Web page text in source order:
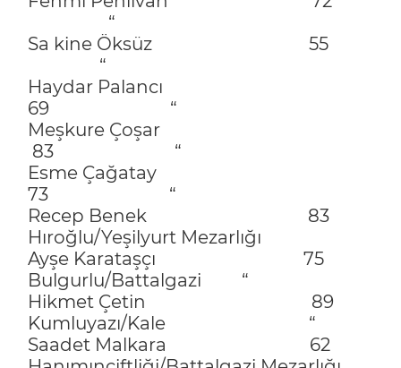
“
Sa kine Öksüz 55
“
Haydar Palancı
69 “
Meşkure Çoşar
83 “
Esme Çağatay
73 “
Recep Benek 83
Hıroğlu/Yeşilyurt Mezarlığı
Ayşe Karataşçı 75
Bulgurlu/Battalgazi “
Hikmet Çetin 89
Kumluyazı/Kale “
Saadet Malkara 62